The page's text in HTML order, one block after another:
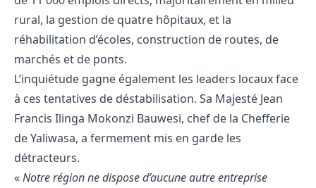
rural, la gestion de quatre hôpitaux, et la
réhabilitation d’écoles, construction de routes, de
marchés et de ponts.
L’inquiétude gagne également les leaders locaux face
à ces tentatives de déstabilisation. Sa Majesté Jean
Francis Ilinga Mokonzi Bauwesi, chef de la Chefferie
de Yaliwasa, a fermement mis en garde les
détracteurs.
«Notre région ne dispose d’aucune autre entreprise